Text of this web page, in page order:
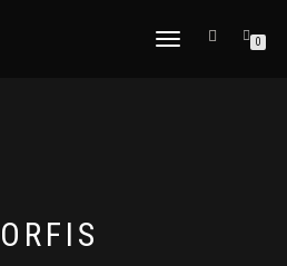
CAMBIAR
0